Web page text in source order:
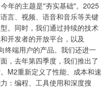
年的主题是"夯实基础"。2025
言、视频、语音和音乐等关键
。同时，我们通过持续的技术
开发者的开放平台，以及
终端用户的产品。我们还进一
，去年第四季度，我们推出了
M2重新定义了性能、成本和速
：编程、工具使用和深度搜